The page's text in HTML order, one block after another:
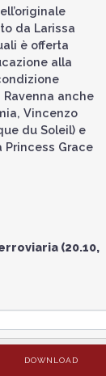
da Larissa
è offerta
alla
anche
Vincenzo
du Soleil) e
Grace
(20.10,
DOWNLOAD